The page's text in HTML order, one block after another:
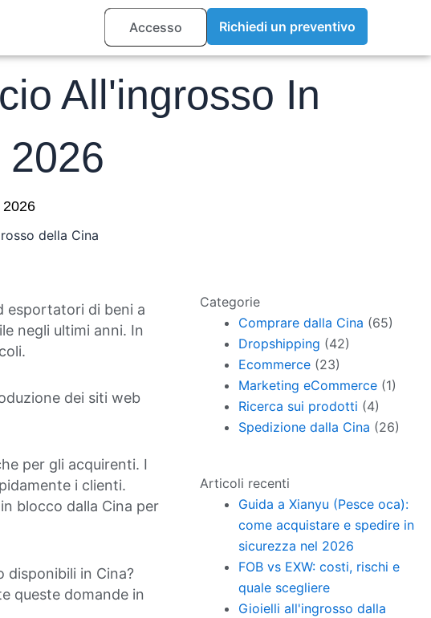
aperta Accesso Richiedi un preventivo
All'ingrosso In
2026
della Cina
esportatori di beni a
negli ultimi anni. In
dei siti web
per gli acquirenti. I
i clienti.
blocco dalla Cina per
disponibili in Cina?
queste domande in
Categorie
Comprare dalla Cina (65)
Dropshipping (42)
Ecommerce (23)
Marketing eCommerce (1)
Ricerca sui prodotti (4)
Spedizione dalla Cina (26)
Articoli recenti
Guida a Xianyu (Pesce oca):
come acquistare e spedire in
sicurezza nel 2026
FOB vs EXW: costi, rischi e
quale scegliere
Gioielli all'ingrosso dalla